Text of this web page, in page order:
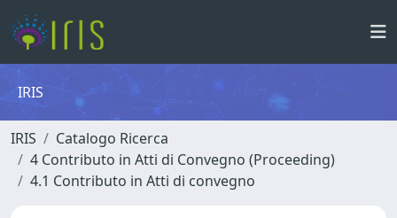
IRIS
IRIS
Catalogo Ricerca
4 Contributo in Atti di Convegno (Proceeding)
4.1 Contributo in Atti di convegno